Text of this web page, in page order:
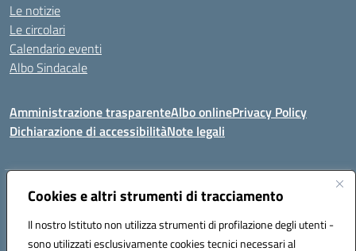
Cookies e altri strumenti di tracciamento
Il nostro Istituto non utilizza strumenti di profilazione degli utenti -
sono utilizzati esclusivamente cookies tecnici necessari al
Le notizie
Le circolari
Calendario eventi
Albo Sindacale
Amministrazione trasparenteAlbo onlinePrivacy Policy
Dichiarazione di accessibilitàNote legali
Indirizzo:Via Felice Cavallotti, 15 -84020 - Oliveto Citra
Posta elettronica certificata (PEC):saic81300d@pec.istruzione.it